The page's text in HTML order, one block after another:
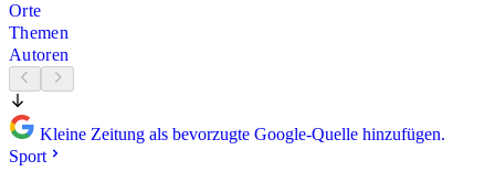
Orte
Themen
Autoren
Kleine Zeitung als bevorzugte Google-Quelle hinzufügen.
Sport